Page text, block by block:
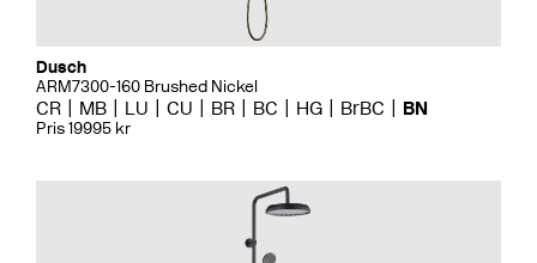
Dusch
ARM7300-160 Brushed Nickel
CR MB LU CU BR BC HG BrBC BN
Pris 19995 kr